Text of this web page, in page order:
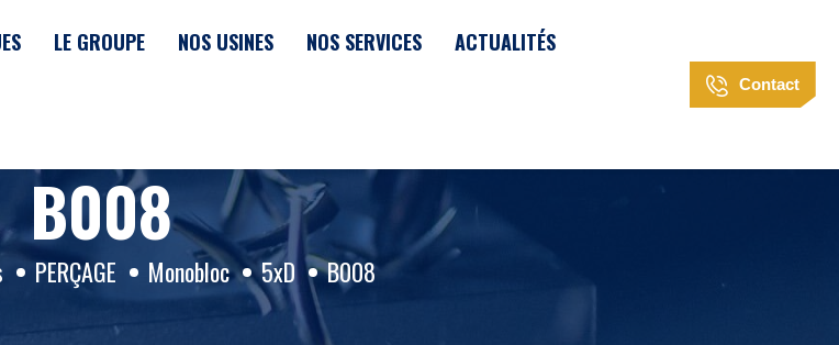
LE GROUPE NOS USINES NOS SERVICES ACTUALITÉS
Contact
B008
PERÇAGE Monobloc 5xD B008